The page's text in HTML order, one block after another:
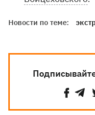
Новости по теме: